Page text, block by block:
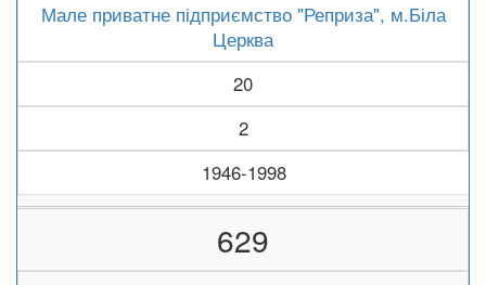
Мале приватне підприємство "Реприза", м.Біла
Церква
20
2
1946-1998
629